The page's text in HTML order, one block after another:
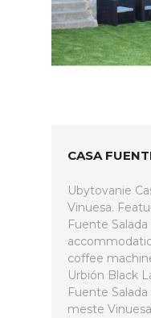
CASA
Ubytovanie
Vinuesa.
Fuente
coffee
Urbión Black
Fuente
meste